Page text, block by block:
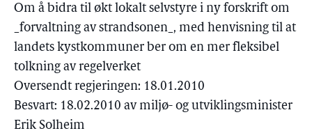
Om å bidra til økt lokalt selvstyre i ny forskrift om
_forvaltning av strandsonen_, med henvisning til at
landets kystkommuner ber om en mer fleksibel
tolkning av regelverket
Oversendt regjeringen: 18.01.2010
Besvart: 18.02.2010 av miljø- og utviklingsminister
Erik Solheim